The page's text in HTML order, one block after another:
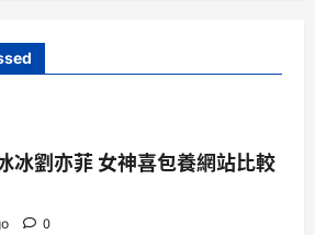
冰劉亦菲 女神喜包養網站比較
0